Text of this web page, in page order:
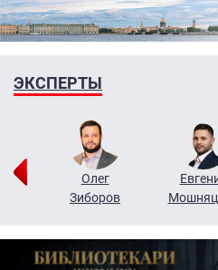
ЭКСПЕРТЫ
Олег
Зиборов